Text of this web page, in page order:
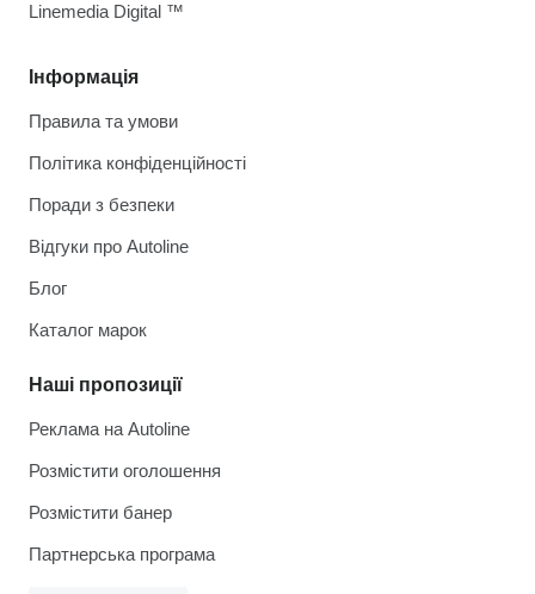
Інформація
Правила та умови
Політика конфіденційності
Поради з безпеки
Відгуки про Autoline
Блог
Каталог марок
Наші пропозиції
Реклама на Autoline
Розмістити оголошення
Розмістити банер
Партнерська програма
Linemedia Digital ™